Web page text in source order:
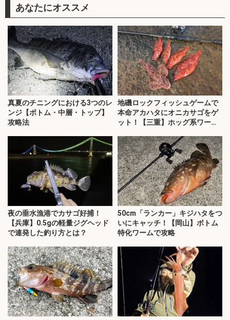
あなたにオススメ
真夏のチニングにおける3つのレ
ンジ【ボトム・中層・トップ】
攻略法
地磯ロックフィッシュゲームで
本命アカハタにオニカサゴをゲ
ット！【三重】ホッグ系ワーム
夜の垂水漁港でカサゴ好捕！
【兵庫】0.5gの軽量ジグヘッド
で連発した釣り方とは？
50cm「ランカー」キジハタをつ
いにキャッチ！【岡山】ボトム
特化ワームで攻略